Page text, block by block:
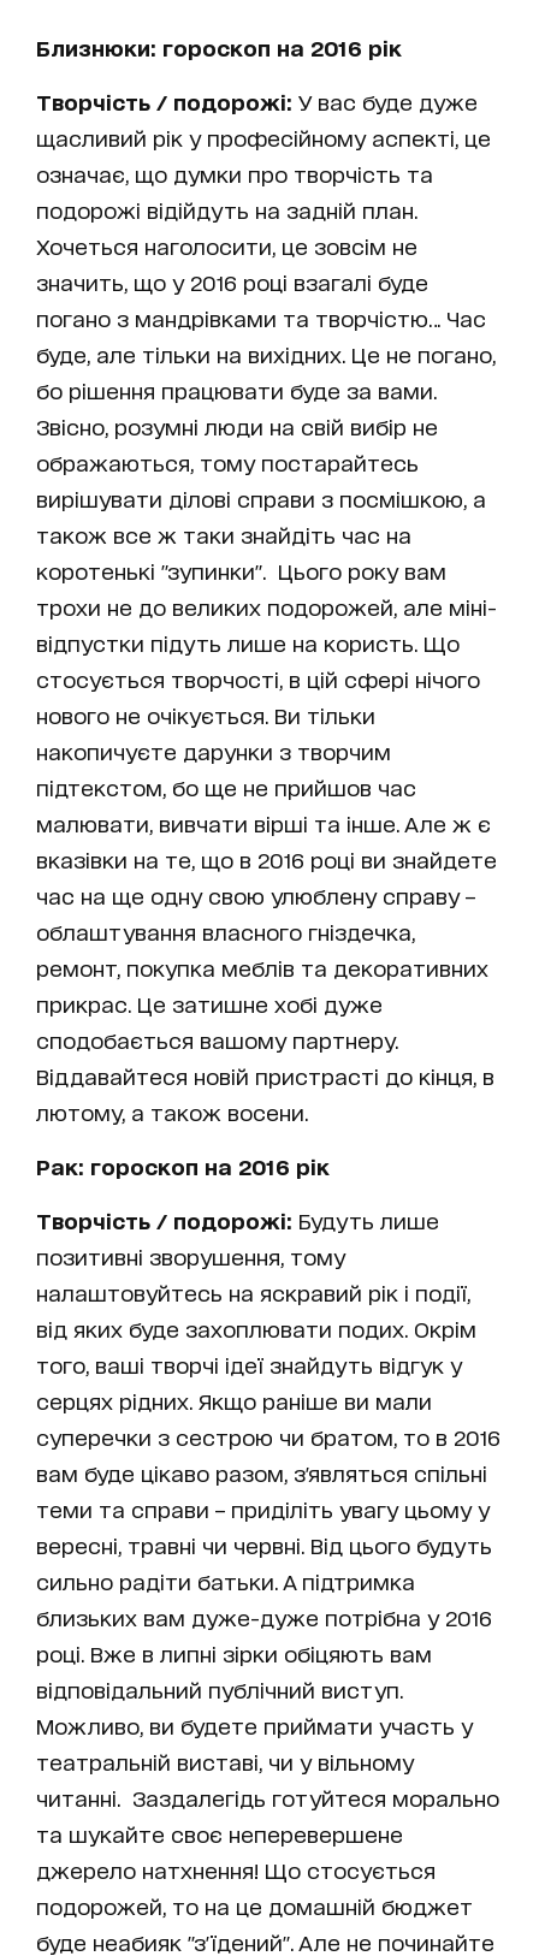
Близнюки: гороскоп на 2016 рік
Творчість / подорожі: У вас буде дуже
щасливий рік у професійному аспекті, це
означає, що думки про творчість та
подорожі відійдуть на задній план.
Хочеться наголосити, це зовсім не
значить, що у 2016 році взагалі буде
погано з мандрівками та творчістю… Час
буде, але тільки на вихідних. Це не погано,
бо рішення працювати буде за вами.
Звісно, розумні люди на свій вибір не
ображаються, тому постарайтесь
вирішувати ділові справи з посмішкою, а
також все ж таки знайдіть час на
коротенькі "зупинки". Цього року вам
трохи не до великих подорожей, але міні-
відпустки підуть лише на користь. Що
стосується творчості, в цій сфері нічого
нового не очікується. Ви тільки
накопичуєте дарунки з творчим
підтекстом, бо ще не прийшов час
малювати, вивчати вірші та інше. Але ж є
вказівки на те, що в 2016 році ви знайдете
час на ще одну свою улюблену справу –
облаштування власного гніздечка,
ремонт, покупка меблів та декоративних
прикрас. Це затишне хобі дуже
сподобається вашому партнеру.
Віддавайтеся новій пристрасті до кінця, в
лютому, а також восени.
Рак: гороскоп на 2016 рік
Творчість / подорожі: Будуть лише
позитивні зворушення, тому
налаштовуйтесь на яскравий рік і події,
від яких буде захоплювати подих. Окрім
того, ваші творчі ідеї знайдуть відгук у
серцях рідних. Якщо раніше ви мали
суперечки з сестрою чи братом, то в 2016
вам буде цікаво разом, з'являться спільні
теми та справи – приділіть увагу цьому у
вересні, травні чи червні. Від цього будуть
сильно радіти батьки. А підтримка
близьких вам дуже-дуже потрібна у 2016
році. Вже в липні зірки обіцяють вам
відповідальний публічний виступ.
Можливо, ви будете приймати участь у
театральній виставі, чи у вільному
читанні. Заздалегідь готуйтеся морально
та шукайте своє неперевершене
джерело натхнення! Що стосується
подорожей, то на це домашній бюджет
буде неабияк "з'їдений". Але не починайте